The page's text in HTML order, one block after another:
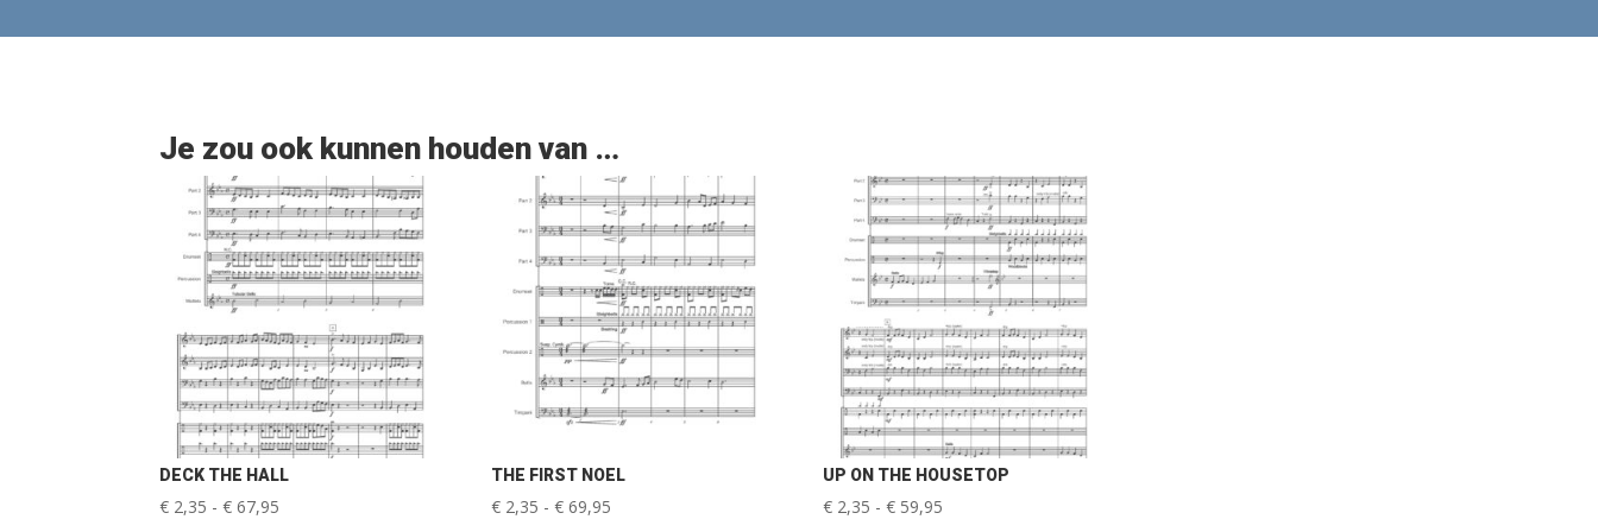
Je zou ook kunnen houden van …
DECK THE HALL
€ 2,35 - € 67,95
THE FIRST NOEL
€ 2,35 - € 69,95
UP ON THE HOUSETOP
€ 2,35 - € 59,95